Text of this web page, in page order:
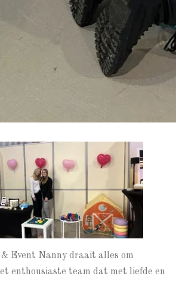
Event Nanny draait alles om
enthousiaste team dat met liefde en